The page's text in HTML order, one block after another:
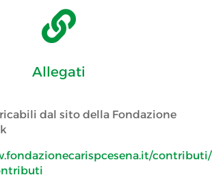

Allegati
dal sito della Fondazione